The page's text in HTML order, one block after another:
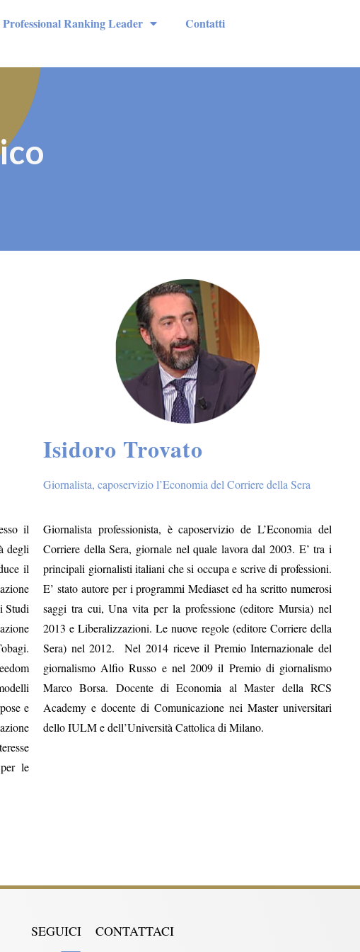
Ranking Leader Contatti
il
degli
il
Studi
e
le
Isidoro Trovato
Giornalista, caposervizio l’Economia del Corriere della Sera
Giornalista professionista, è caposervizio de L’Economia del
Corriere della Sera, giornale nel quale lavora dal 2003. E’ tra i
principali giornalisti italiani che si occupa e scrive di professioni.
E’ stato autore per i programmi Mediaset ed ha scritto numerosi
saggi tra cui, Una vita per la professione (editore Mursia) nel
2013 e Liberalizzazioni. Le nuove regole (editore Corriere della
Sera) nel 2012. Nel 2014 riceve il Premio Internazionale del
giornalismo Alfio Russo e nel 2009 il Premio di giornalismo
Marco Borsa. Docente di Economia al Master della RCS
Academy e docente di Comunicazione nei Master universitari
dello IULM e dell’Università Cattolica di Milano.
SEGUICI CONTATTACI